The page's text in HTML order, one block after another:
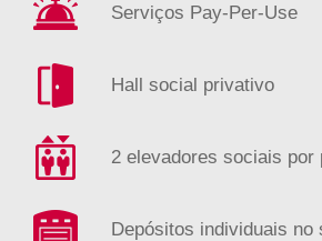
Serviços Pay-Per-Use
Hall social privativo
2 elevadores sociais por
Depósitos individuais no